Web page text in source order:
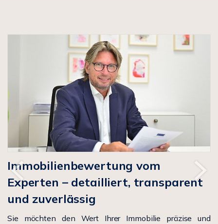
Immobilienbewertung vom
Experten – detailliert, transparent
und zuverlässig
Sie möchten den Wert Ihrer Immobilie präzise und